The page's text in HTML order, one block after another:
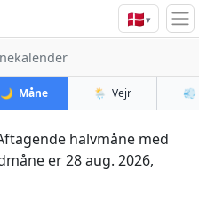
🇩🇰▾
🌙 Måne 🌦️ Vejr 💨
halvmåne med
er 28 aug. 2026,